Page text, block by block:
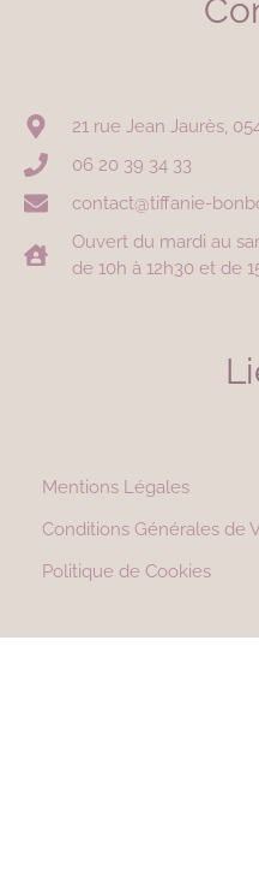
21 rue Jean Jaurès,
06 20 39 34 33
contact@tiffanie-
Ouvert du mardi au
de 10h à 12h30 et de
Mentions Légales
Conditions Générales de
Politique de Cookies